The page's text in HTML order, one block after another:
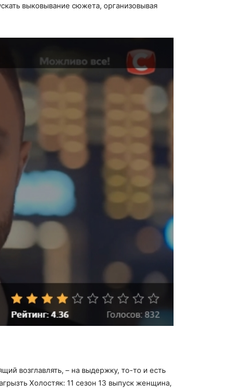
выковывание сюжета, организовывая
возглавлять, – на выдержку, то-то и есть
Холостяк: 11 сезон 13 выпуск женщина,